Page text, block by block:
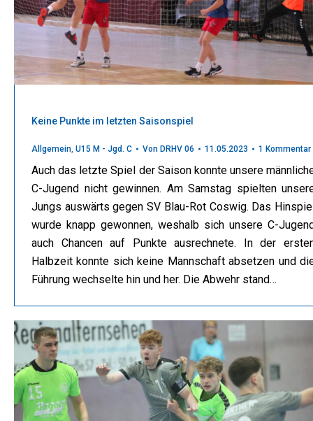
Keine Punkte im letzten Saisonspiel
Allgemein, U15 M - Jgd. C Von DRHV 06 11.05.2023 1 Kommentar
Auch das letzte Spiel der Saison konnte unsere
C-Jugend nicht gewinnen. Am Samstag spielten
Jungs auswärts gegen SV Blau-Rot Coswig. Das
wurde knapp gewonnen, weshalb sich unsere C-
auch Chancen auf Punkte ausrechnete. In der
Halbzeit konnte sich keine Mannschaft absetzen und
Führung wechselte hin und her. Die Abwehr stand…